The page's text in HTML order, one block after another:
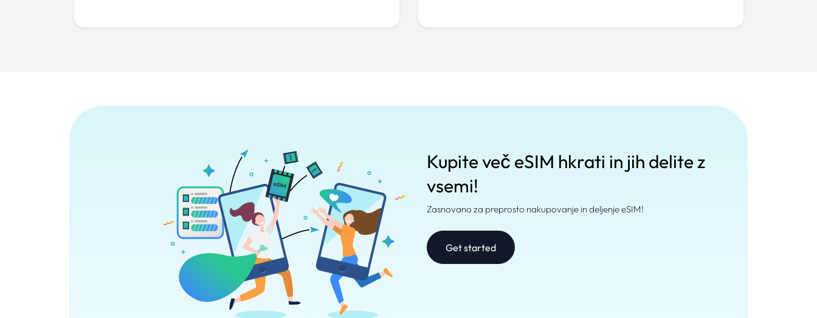
Kupite več eSIM hkrati in jih delite z
vsemi!
Zasnovano za preprosto nakupovanje in deljenje eSIM!
Get started